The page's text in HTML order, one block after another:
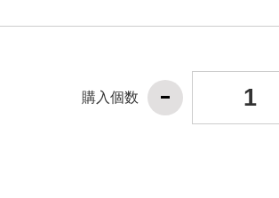
購入個数